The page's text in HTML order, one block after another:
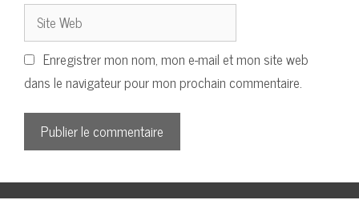
Site
Web
Enregistrer mon nom, mon e-mail et mon site web
dans le navigateur pour mon prochain commentaire.